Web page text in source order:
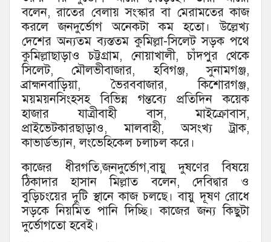
বলেন, রাতের বেলায় সংস্কার বা মেরামতের কাজ
করলে জনদুর্ভোগ অনেকটা কম হতো। উল্লেখ্য
দেশের অন্যতম ব্যস্ততম কুমিল্লা-সিলেট সড়ক পথে
কুমিল্লাছাড়াও চট্টগ্রাম, নোয়াখালী, চাঁদপুর থেকে
সিলেট, মৌলভীবাজার, হবিগঞ্জ, সুনামগঞ্জ,
ব্রাহ্মনবাড়িয়া, ভৈরববাজার, কিশোরগঞ্জ,
ময়ময়নসিংহসহ বিভিন্ন গন্তব্যে প্রতিদিন কয়েক
হাজার যাত্রীবাহী বাস, মাইক্রোবাস,
প্রাইভেটকারছাড়াও, মালবাহী, অসংখ্য ট্রাক,
কাভার্ডভ্যান, লংভেহিকেল চলাচল করে।
কাজের ধীরগতি,জনদুর্ভোগ,বায়ু দুষণের বিষয়ে
ঠিকাদার হাসান মিল্লাত বলেন, দেবিদ্বার ও
বুড়িচংয়ের দুটি স্থানে কাজ চলছে। বায়ু দূষণ রোধে
সড়কে নিয়মিত পানি দিচ্ছি। কাজের জন্য কিছুটা
দুর্ভোগতো হবেই।